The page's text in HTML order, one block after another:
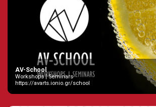
AV-School
Workshops | Seminars
https://avarts.ionio.gr/school